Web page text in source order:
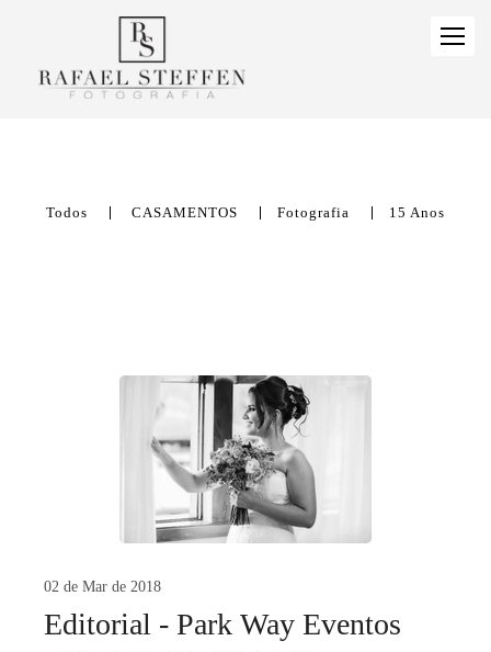
Todos CASAMENTOS Fotografia 15 Anos
02 de Mar de 2018
Editorial - Park Way Eventos